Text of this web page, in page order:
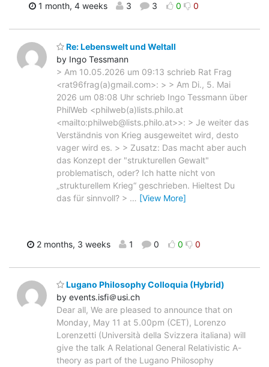
1 month, 4 weeks 3 3 0 0
Re: Lebenswelt und Weltall
by Ingo Tessmann
> Am 10.05.2026 um 09:13 schrieb Rat Frag
<rat96frag(a)gmail.com>: > > Am Di., 5. Mai
2026 um 08:08 Uhr schrieb Ingo Tessmann über
PhilWeb <philweb(a)lists.philo.at
<mailto:philweb@lists.philo.at>>: > Je weiter das
Verständnis von Krieg ausgeweitet wird, desto
vager wird es. > > Zusatz: Das macht aber auch
das Konzept der "strukturellen Gewalt"
problematisch, oder? Ich hatte nicht von
„strukturellem Krieg“ geschrieben. Hieltest Du
das für sinnvoll? > … [View More]
2 months, 3 weeks 1 0 0 0
Lugano Philosophy Colloquia (Hybrid)
by events.isfi＠usi.ch
Dear all, We are pleased to announce that on
Monday, May 11 at 5.00pm (CET), Lorenzo
Lorenzetti (Università della Svizzera italiana) will
give the talk A Relational General Relativistic A-
theory as part of the Lugano Philosophy